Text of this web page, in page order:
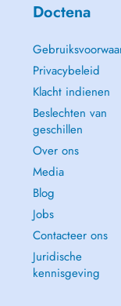
Doctena
Privacybeleid
Klacht indienen
Beslechten van
geschillen
Over ons
Media
Blog
Jobs
Contacteer ons
Juridische
kennisgeving